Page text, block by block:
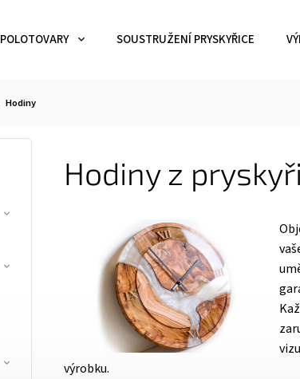
POLOTOVARY SOUSTRUŽENÍ PRYSKYŘICE
Hodiny
Hodiny z
výrobku.